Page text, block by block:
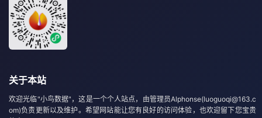
关于本站
欢迎光临"小鸟数据"，这是一个个人站点，由管理员Alphonse(luoguoqi@163.c
om)负责更新以及维护。希望网站能让您有良好的访问体验，也欢迎留下您宝贵